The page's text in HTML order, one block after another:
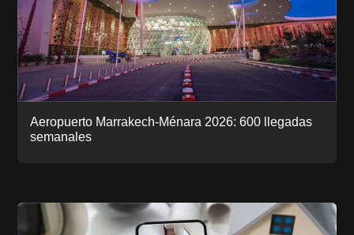
Aeropuerto Marrakech-Ménara 2026: 600 llegadas
semanales